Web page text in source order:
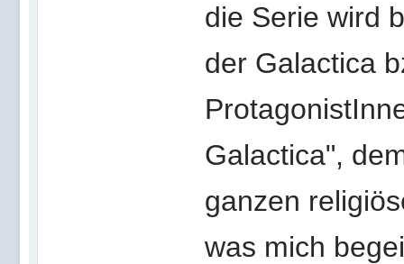
die Serie wird
der Galactica
Galactica",
ganzen
was mich